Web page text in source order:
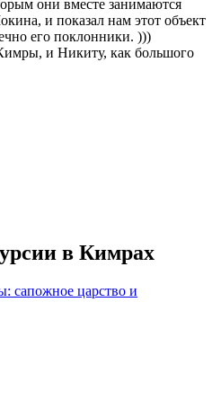
они вместе занимаются
и показал нам этот объект
его поклонники. )))
и Никиту, как большого
в Кимрах